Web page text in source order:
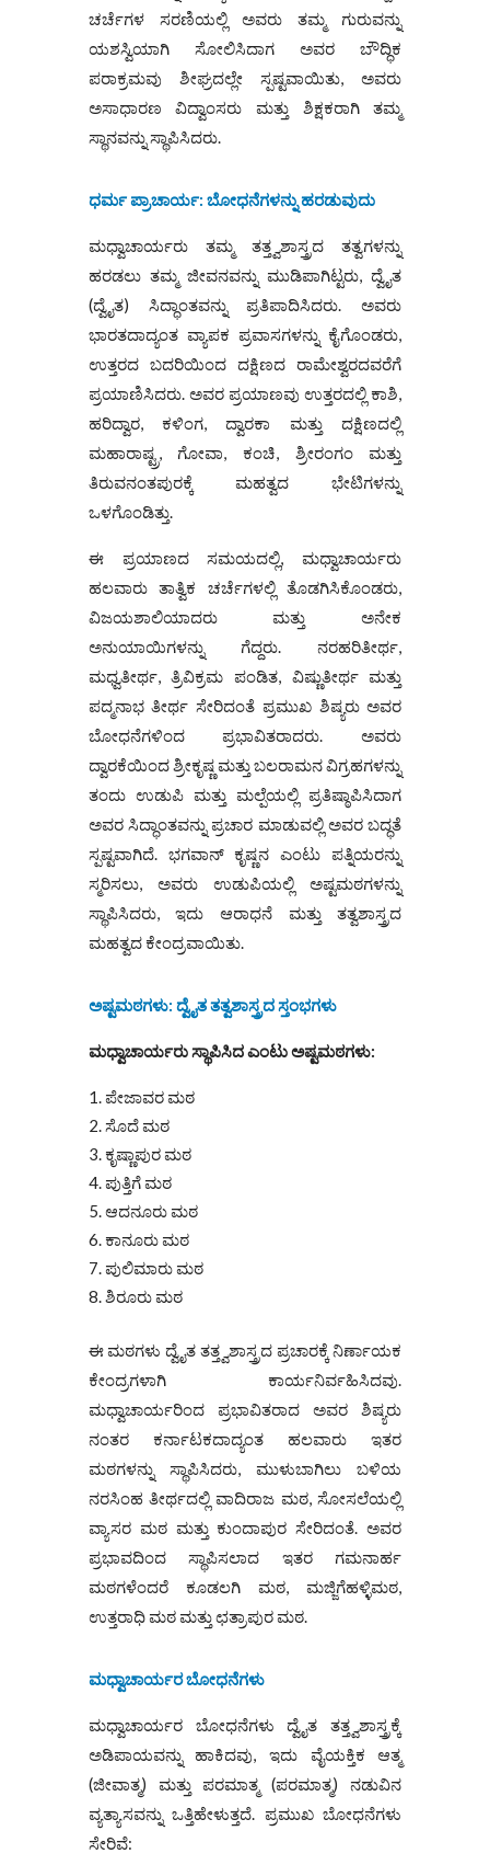
ಚರ್ಚೆಗಳ ಸರಣಿಯಲ್ಲಿ ಅವರು ತಮ್ಮ ಗುರುವನ್ನು
ಯಶಸ್ವಿಯಾಗಿ ಸೋಲಿಸಿದಾಗ ಅವರ ಬೌದ್ಧಿಕ
ಪರಾಕ್ರಮವು ಶೀಘ್ರದಲ್ಲೇ ಸ್ಪಷ್ಟವಾಯಿತು, ಅವರು
ಅಸಾಧಾರಣ ವಿದ್ವಾಂಸರು ಮತ್ತು ಶಿಕ್ಷಕರಾಗಿ ತಮ್ಮ
ಸ್ಥಾನವನ್ನು ಸ್ಥಾಪಿಸಿದರು.
ಧರ್ಮ ಪ್ರಾಚಾರ್ಯ: ಬೋಧನೆಗಳನ್ನು ಹರಡುವುದು
ಮಧ್ವಾಚಾರ್ಯರು ತಮ್ಮ ತತ್ತ್ವಶಾಸ್ತ್ರದ ತತ್ವಗಳನ್ನು
ಹರಡಲು ತಮ್ಮ ಜೀವನವನ್ನು ಮುಡಿಪಾಗಿಟ್ಟರು, ದ್ವೈತ
(ದ್ವೈತ) ಸಿದ್ಧಾಂತವನ್ನು ಪ್ರತಿಪಾದಿಸಿದರು. ಅವರು
ಭಾರತದಾದ್ಯಂತ ವ್ಯಾಪಕ ಪ್ರವಾಸಗಳನ್ನು ಕೈಗೊಂಡರು,
ಉತ್ತರದ ಬದರಿಯಿಂದ ದಕ್ಷಿಣದ ರಾಮೇಶ್ವರದವರೆಗೆ
ಪ್ರಯಾಣಿಸಿದರು. ಅವರ ಪ್ರಯಾಣವು ಉತ್ತರದಲ್ಲಿ ಕಾಶಿ,
ಹರಿದ್ವಾರ, ಕಳಿಂಗ, ದ್ವಾರಕಾ ಮತ್ತು ದಕ್ಷಿಣದಲ್ಲಿ
ಮಹಾರಾಷ್ಟ್ರ, ಗೋವಾ, ಕಂಚಿ, ಶ್ರೀರಂಗಂ ಮತ್ತು
ತಿರುವನಂತಪುರಕ್ಕೆ ಮಹತ್ವದ ಭೇಟಿಗಳನ್ನು
ಒಳಗೊಂಡಿತ್ತು.
ಈ ಪ್ರಯಾಣದ ಸಮಯದಲ್ಲಿ, ಮಧ್ವಾಚಾರ್ಯರು
ಹಲವಾರು ತಾತ್ವಿಕ ಚರ್ಚೆಗಳಲ್ಲಿ ತೊಡಗಿಸಿಕೊಂಡರು,
ವಿಜಯಶಾಲಿಯಾದರು ಮತ್ತು ಅನೇಕ
ಅನುಯಾಯಿಗಳನ್ನು ಗೆದ್ದರು. ನರಹರಿತೀರ್ಥ,
ಮಧ್ವತೀರ್ಥ, ತ್ರಿವಿಕ್ರಮ ಪಂಡಿತ, ವಿಷ್ಣುತೀರ್ಥ ಮತ್ತು
ಪದ್ಮನಾಭ ತೀರ್ಥ ಸೇರಿದಂತೆ ಪ್ರಮುಖ ಶಿಷ್ಯರು ಅವರ
ಬೋಧನೆಗಳಿಂದ ಪ್ರಭಾವಿತರಾದರು. ಅವರು
ದ್ವಾರಕೆಯಿಂದ ಶ್ರೀಕೃಷ್ಣ ಮತ್ತು ಬಲರಾಮನ ವಿಗ್ರಹಗಳನ್ನು
ತಂದು ಉಡುಪಿ ಮತ್ತು ಮಲ್ಪೆಯಲ್ಲಿ ಪ್ರತಿಷ್ಠಾಪಿಸಿದಾಗ
ಅವರ ಸಿದ್ಧಾಂತವನ್ನು ಪ್ರಚಾರ ಮಾಡುವಲ್ಲಿ ಅವರ ಬದ್ಧತೆ
ಸ್ಪಷ್ಟವಾಗಿದೆ. ಭಗವಾನ್ ಕೃಷ್ಣನ ಎಂಟು ಪತ್ನಿಯರನ್ನು
ಸ್ಮರಿಸಲು, ಅವರು ಉಡುಪಿಯಲ್ಲಿ ಅಷ್ಟಮಠಗಳನ್ನು
ಸ್ಥಾಪಿಸಿದರು, ಇದು ಆರಾಧನೆ ಮತ್ತು ತತ್ವಶಾಸ್ತ್ರದ
ಮಹತ್ವದ ಕೇಂದ್ರವಾಯಿತು.
ಅಷ್ಟಮಠಗಳು: ದ್ವೈತ ತತ್ವಶಾಸ್ತ್ರದ ಸ್ತಂಭಗಳು
ಮಧ್ವಾಚಾರ್ಯರು ಸ್ಥಾಪಿಸಿದ ಎಂಟು ಅಷ್ಟಮಠಗಳು:
ಪೇಜಾವರ ಮಠ
ಸೊದೆ ಮಠ
ಕೃಷ್ಣಾಪುರ ಮಠ
ಪುತ್ತಿಗೆ ಮಠ
ಆದನೂರು ಮಠ
ಕಾನೂರು ಮಠ
ಪುಲಿಮಾರು ಮಠ
ಶಿರೂರು ಮಠ
ಈ ಮಠಗಳು ದ್ವೈತ ತತ್ತ್ವಶಾಸ್ತ್ರದ ಪ್ರಚಾರಕ್ಕೆ ನಿರ್ಣಾಯಕ
ಕೇಂದ್ರಗಳಾಗಿ ಕಾರ್ಯನಿರ್ವಹಿಸಿದವು.
ಮಧ್ವಾಚಾರ್ಯರಿಂದ ಪ್ರಭಾವಿತರಾದ ಅವರ ಶಿಷ್ಯರು
ನಂತರ ಕರ್ನಾಟಕದಾದ್ಯಂತ ಹಲವಾರು ಇತರ
ಮಠಗಳನ್ನು ಸ್ಥಾಪಿಸಿದರು, ಮುಳುಬಾಗಿಲು ಬಳಿಯ
ನರಸಿಂಹ ತೀರ್ಥದಲ್ಲಿ ವಾದಿರಾಜ ಮಠ, ಸೋಸಲೆಯಲ್ಲಿ
ವ್ಯಾಸರ ಮಠ ಮತ್ತು ಕುಂದಾಪುರ ಸೇರಿದಂತೆ. ಅವರ
ಪ್ರಭಾವದಿಂದ ಸ್ಥಾಪಿಸಲಾದ ಇತರ ಗಮನಾರ್ಹ
ಮಠಗಳೆಂದರೆ ಕೂಡಲಗಿ ಮಠ, ಮಜ್ಜಿಗೆಹಳ್ಳಿಮಠ,
ಉತ್ತರಾಧಿ ಮಠ ಮತ್ತು ಛತ್ರಾಪುರ ಮಠ.
ಮಧ್ವಾಚಾರ್ಯರ ಬೋಧನೆಗಳು
ಮಧ್ವಾಚಾರ್ಯರ ಬೋಧನೆಗಳು ದ್ವೈತ ತತ್ತ್ವಶಾಸ್ತ್ರಕ್ಕೆ
ಅಡಿಪಾಯವನ್ನು ಹಾಕಿದವು, ಇದು ವೈಯಕ್ತಿಕ ಆತ್ಮ
(ಜೀವಾತ್ಮ) ಮತ್ತು ಪರಮಾತ್ಮ (ಪರಮಾತ್ಮ) ನಡುವಿನ
ವ್ಯತ್ಯಾಸವನ್ನು ಒತ್ತಿಹೇಳುತ್ತದೆ. ಪ್ರಮುಖ ಬೋಧನೆಗಳು
ಸೇರಿವೆ: